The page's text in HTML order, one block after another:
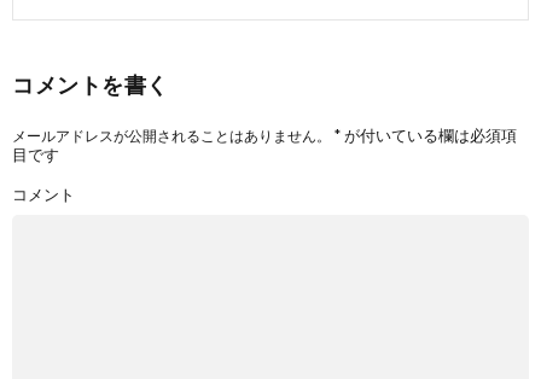
コメントを書く
メールアドレスが公開されることはありません。 *が付いている欄は必須項
目です
コメント